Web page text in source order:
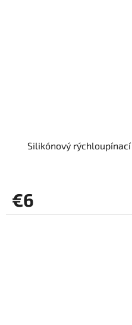
Silikónový
€6